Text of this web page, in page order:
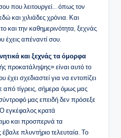
που λειτουργεί… όπως τον
και χιλιάδες χρόνια. Και
και την καθημερινότητα, ξεχνάς
έχεις απέναντί σου.
και ξεχνάς τα όμορφα
προκατάληψης» είναι αυτό το
σχεδιαστεί για να εντοπίζει
τίγρεις, σήμερα όμως μας
μας επειδή δεν πρόσεξε
εγκέφαλος κρατά
και προσπερνά τα
πλυντήριο τελευταία. Το